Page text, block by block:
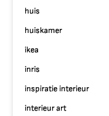
huis
huiskamer
ikea
inris
inspiratie interieur
interieur art